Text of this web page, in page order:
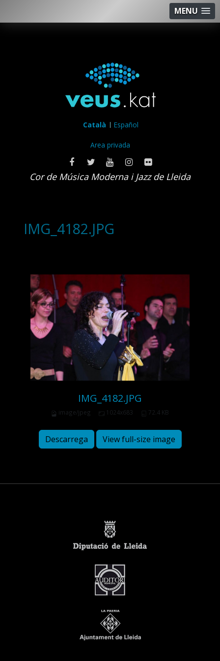
MENU
Català Español
Area privada
Cor de Música Moderna i Jazz de Lleida
IMG_4182.JPG
IMG_4182.JPG
image/jpeg 1024x683 72.4 KB
Descarrega View full-size image